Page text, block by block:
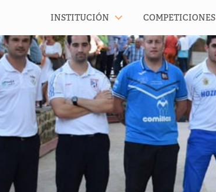
INSTITUCIÓN COMPETICIONES